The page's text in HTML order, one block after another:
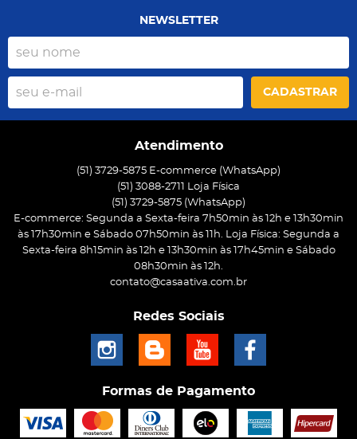
NEWSLETTER
CADASTRAR
Atendimento
(51) 3729-5875 E-commerce (WhatsApp)
(51) 3088-2711 Loja Física
(51) 3729-5875 (WhatsApp)
E-commerce: Segunda a Sexta-feira 7h50min às 12h e 13h30min
às 17h30min e Sábado 07h50min às 11h. Loja Física: Segunda a
Sexta-feira 8h15min às 12h e 13h30min às 17h45min e Sábado
08h30min às 12h.
contato@casaativa.com.br
Redes Sociais
Formas de Pagamento